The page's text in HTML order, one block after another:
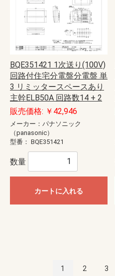
BQE351421 1次送り(100V)
回路付住宅分電盤分電盤 単
3 リミッタースペースあり
主幹ELB50A 回路数14 + 2
販売価格: ￥42,946
メーカー：パナソニック
（panasonic）
型番： BQE351421
数量
カートに入れる
1 2 3